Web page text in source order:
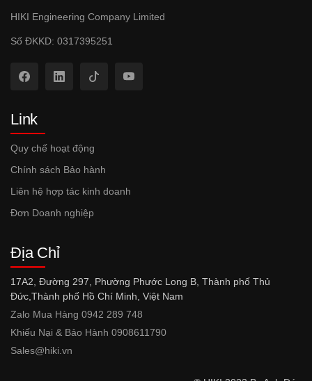
HIKI Engineering Company Limited
Số ĐKKD: 0317395251
Link
Quy chế hoạt động
Chính sách Bảo hành
Liên hệ hợp tác kinh doanh
Đơn Doanh nghiệp
Địa Chỉ
17A2, Đường 297, Phường Phước Long B, Thành phố Thủ
Đức,Thành phố Hồ Chí Minh, Việt Nam
Zalo Mua Hàng 0942 289 748
Khiếu Nại & Bảo Hành 0908611790
Sales@hiki.vn